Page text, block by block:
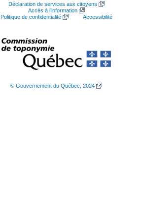
Déclaration de services aux citoyens
Accès à l’information
Politique de confidentialité
Accessibilité
© Gouvernement du Québec, 2024